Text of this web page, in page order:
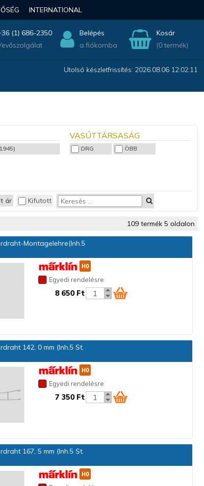
INTERNATIONAL
(1) 686-2350
Belépés
a fiókomba
Kosár
(0 termék)
Utolsó készletfrissítés: 2026.08.06 12:02:11
VASÚTTÁRSASÁG
DRG ÖBB
ár Kifutott
109 termék 5 oldalon
Montagelehre(Inh.5
Egyedi rendelésre
8 650 Ft
142, 0 mm (Inh.5 St.
Egyedi rendelésre
7 350 Ft
167, 5 mm (Inh.5 St.